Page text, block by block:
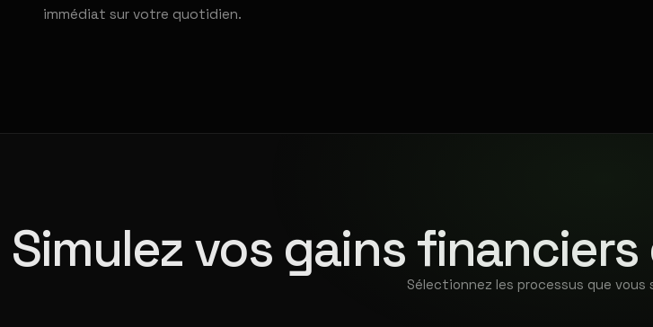
immédiat sur votre quotidien.
Simulez vos gains
Sélectionnez les processus que